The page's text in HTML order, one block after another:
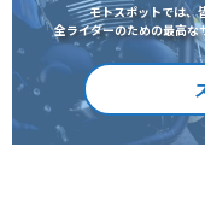
モトスポットでは、
全ライダーのための最高な